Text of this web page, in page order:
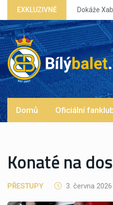
EXKLUZIVNĚ
plnou silných eg?
Domů Oficiální
Konaté na
PŘESTUPY 3. června 2026